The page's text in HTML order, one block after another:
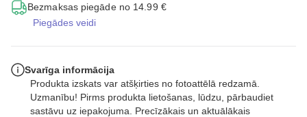
Bezmaksas piegāde no 14.99 €
Piegādes veidi
Svarīga informācija
Produkta izskats var atšķirties no fotoattēlā redzamā.
Uzmanību! Pirms produkta lietošanas, lūdzu, pārbaudiet
sastāvu uz iepakojuma. Precīzākais un aktuālākais